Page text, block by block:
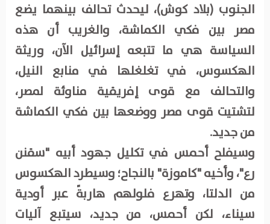
الجنوب (بلاد كوش)، ليحدث تحالف بينهما يضع
مصر بين فكي الكماشة، والغريب أن هذه
السياسة هي ما تتبعه إسرائيل الآن، وريثة
الهكسوس، في تغلغلها في منابع النيل،
والتحالف مع قوى إفريقية مناوئة لمصر،
لتشتيت قوى مصر ووضعها بين فكي الكماشة
من جديد.
وسيفلح أحمس في تكليل جهود أبيه "سقنن
رع"، وأخيه "كاموزة" بالنجاح؛ وسيطرد الهكسوس
من الدلتا، وتهرع فلولهم هاربةً عبر أودية
سيناء، لكن أحمس، من جديد، سيتبع آليات